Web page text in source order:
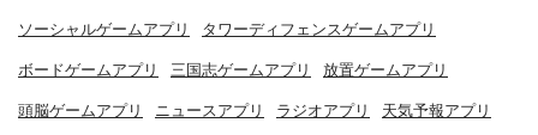
ソーシャルゲームアプリ タワーディフェンスゲームアプリ
ボードゲームアプリ 三国志ゲームアプリ 放置ゲームアプリ
頭脳ゲームアプリ ニュースアプリ ラジオアプリ 天気予報アプリ